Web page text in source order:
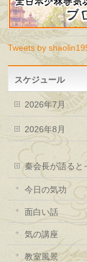
Tweets by
スケジュール
2026年7月
2026年8月
秦会長が語ると
今日の気功
面白い話
気の講座
教室風景